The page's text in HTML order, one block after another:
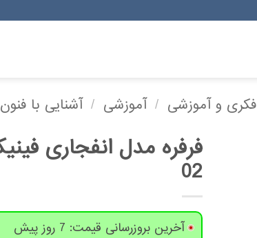
فکری و آموزشی / آموزشی / آشنایی با فنون
02
آخرین بروزرسانی قیمت: 7 روز پیش